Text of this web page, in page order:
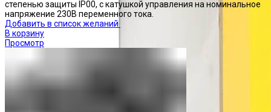
степенью защиты IP00, с катушкой управления на номинальное
напряжение 230В переменного тока.
Добавить в список желаний
В корзину
Просмотр